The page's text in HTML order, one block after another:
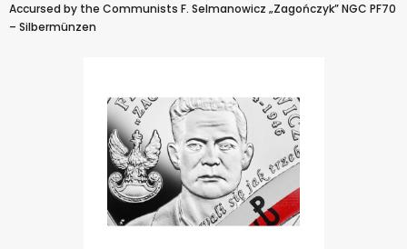
Accursed by the Communists F. Selmanowicz „Zagończyk” NGC PF70
– Silbermünzen